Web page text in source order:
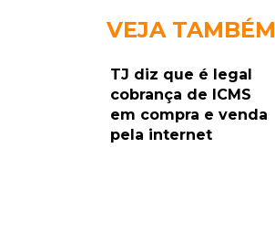
VEJA TAMBÉM
TJ diz que é legal
cobrança de ICMS
em compra e venda
pela internet